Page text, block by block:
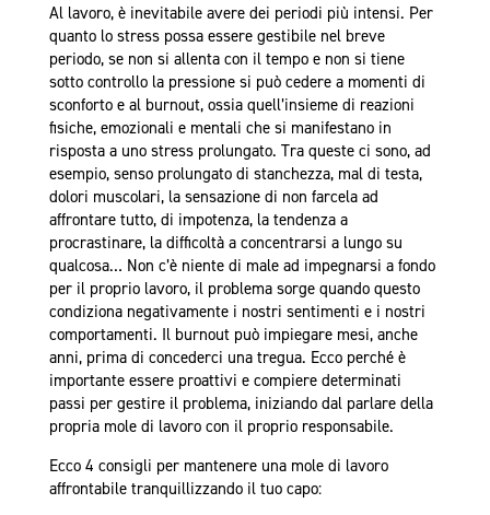
Al lavoro, è inevitabile avere dei periodi più intensi. Per
quanto lo stress possa essere gestibile nel breve
periodo, se non si allenta con il tempo e non si tiene
sotto controllo la pressione si può cedere a momenti di
sconforto e al burnout, ossia quell’insieme di reazioni
fisiche, emozionali e mentali che si manifestano in
risposta a uno stress prolungato. Tra queste ci sono, ad
esempio, senso prolungato di stanchezza, mal di testa,
dolori muscolari, la sensazione di non farcela ad
affrontare tutto, di impotenza, la tendenza a
procrastinare, la difficoltà a concentrarsi a lungo su
qualcosa… Non c’è niente di male ad impegnarsi a fondo
per il proprio lavoro, il problema sorge quando questo
condiziona negativamente i nostri sentimenti e i nostri
comportamenti. Il burnout può impiegare mesi, anche
anni, prima di concederci una tregua. Ecco perché è
importante essere proattivi e compiere determinati
passi per gestire il problema, iniziando dal parlare della
propria mole di lavoro con il proprio responsabile.
Ecco 4 consigli per mantenere una mole di lavoro
affrontabile tranquillizzando il tuo capo: